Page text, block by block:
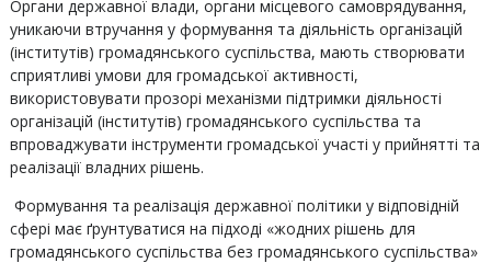
Органи державної влади, органи місцевого самоврядування,
уникаючи втручання у формування та діяльність організацій
(інститутів) громадянського суспільства, мають створювати
сприятливі умови для громадської активності,
використовувати прозорі механізми підтримки діяльності
організацій (інститутів) громадянського суспільства та
впроваджувати інструменти громадської участі у прийнятті та
реалізації владних рішень.
Формування та реалізація державної політики у відповідній
сфері має ґрунтуватися на підході «жодних рішень для
громадянського суспільства без громадянського суспільства»